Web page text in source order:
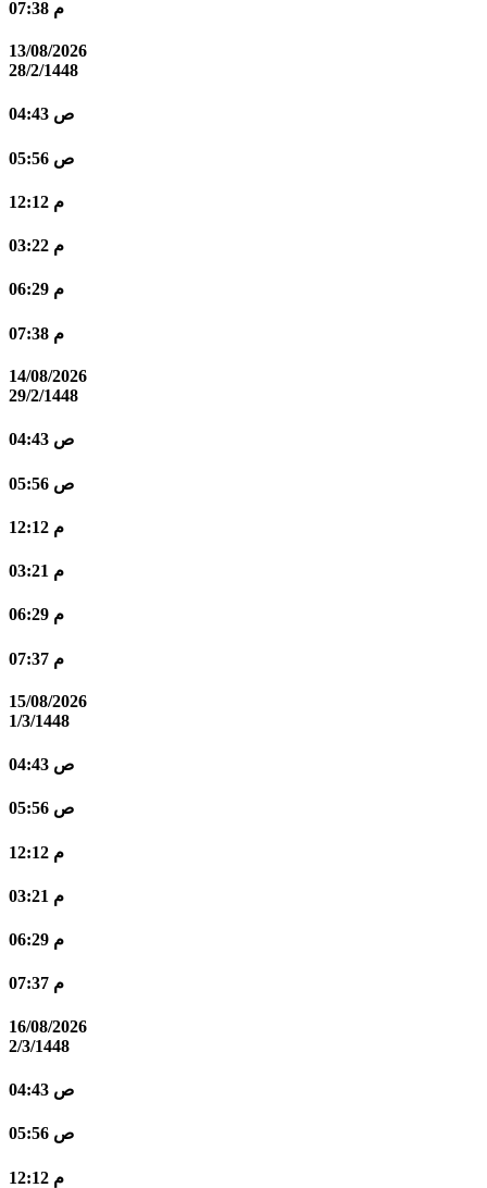
07:38 م
13/08/2026
28/2/1448
04:43 ص
05:56 ص
12:12 م
03:22 م
06:29 م
07:38 م
14/08/2026
29/2/1448
04:43 ص
05:56 ص
12:12 م
03:21 م
06:29 م
07:37 م
15/08/2026
1/3/1448
04:43 ص
05:56 ص
12:12 م
03:21 م
06:29 م
07:37 م
16/08/2026
2/3/1448
04:43 ص
05:56 ص
12:12 م